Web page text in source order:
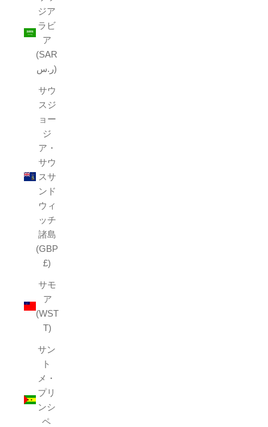
ジア
ラビ
ア
(SAR
ر.س)
サウ
スジ
ョー
ジ
ア・
サウ
スサ
ンド
ウィ
ッチ
諸島
(GBP
£)
サモ
ア
(WST
T)
サン
ト
メ・
プリ
ンシ
ペ